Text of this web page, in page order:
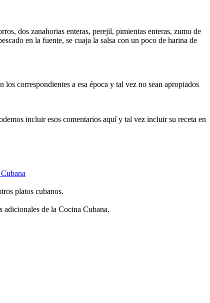
dos zanahorias enteras, perejil, pimientas enteras, zumo de
en la fuente, se cuaja la salsa con un poco de harina de
correspondientes a esa época y tal vez no sean apropiados
incluir esos comentarios aquí y tal vez incluir su receta en
platos cubanos.
adicionales de la Cocina Cubana.